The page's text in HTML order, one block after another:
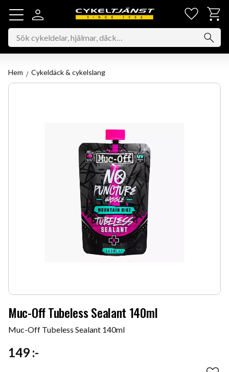
Meny
Hem Cykeldäck & cykelslang
Muc-Off Tubeless Sealant 140ml
Muc-Off Tubeless Sealant 140ml
149 :-